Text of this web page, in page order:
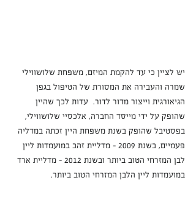
יש לציין כי עד להקמת המיזם, משפחת שלושווילי
שמרה והעבירה את המסורת של הטיפול בגפן
הגיאורגית וייצור מדור לדור.  עדות לכך שהיין
שהופק על ידי מייסד החברה, אלכסיי שלושווילי,
בפסטיבל שהופק בשנת משפחת היין זכתה במדליה
פעמיים, בשנת 2009 - מדליית זהב במועמדות ליין
לבן המזרחי הטוב ביותר ובשנת 2012 - מדליית ארד
במועמדות ליין הלבן המזרחי הטוב ביותר.